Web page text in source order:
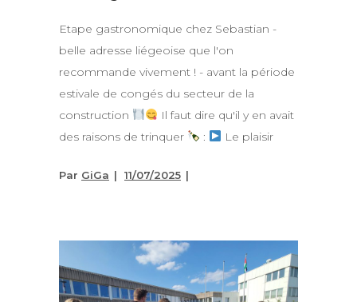
Etape gastronomique chez Sebastian -
belle adresse liégeoise que l'on
recommande vivement ! - avant la période
estivale de congés du secteur de la
construction
Il faut dire qu'il y en avait
des raisons de trinquer
: Le plaisir
Par GiGa 11/07/2025